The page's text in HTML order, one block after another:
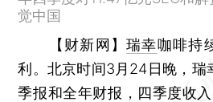
觉中国
【财新网】瑞幸咖啡持
利。北京时间3月24日晚，瑞
季报和全年财报，四季度收